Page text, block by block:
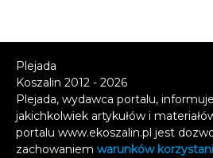
Plejada
Koszalin 2012 - 2026
Plejada, wydawca portalu,
jakichkolwiek artykułów i
portalu www.ekoszalin.pl jest
zachowaniem warunków